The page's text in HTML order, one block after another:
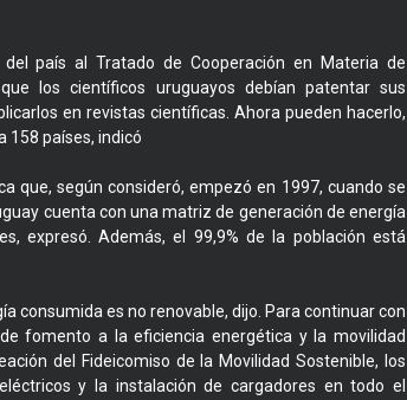
país al Tratado de Cooperación en Materia de
los científicos uruguayos debían patentar sus
en revistas científicas. Ahora pueden hacerlo,
158 países, indicó
que, según consideró, empezó en 1997, cuando se
cuenta con una matriz de generación de energía
expresó. Además, el 99,9% de la población está
consumida es no renovable, dijo. Para continuar con
fomento a la eficiencia energética y la movilidad
del Fideicomiso de la Movilidad Sostenible, los
y la instalación de cargadores en todo el